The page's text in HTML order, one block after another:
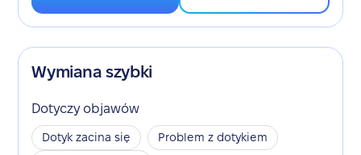
Wymiana szybki
Dotyczy objawów
Dotyk zacina się
Problem z dotykiem